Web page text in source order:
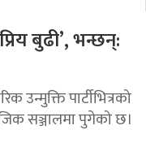
बुढी’, भन्छन्:
उन्मुक्ति पार्टीभित्रको
सञ्जालमा पुगेको छ।